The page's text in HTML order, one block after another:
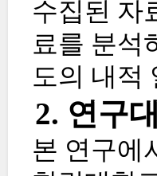
수집된 자
료를 분석
도의 내적
2. 연구
본 연구에